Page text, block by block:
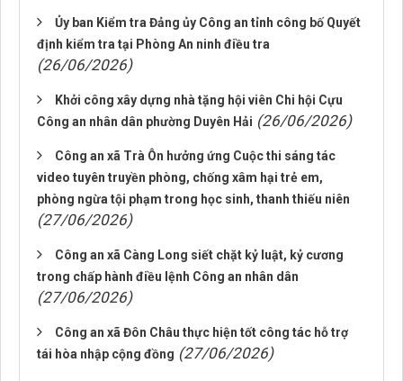
Ủy ban Kiểm tra Đảng ủy Công an tỉnh công bố Quyết
định kiểm tra tại Phòng An ninh điều tra
(26/06/2026)
Khởi công xây dựng nhà tặng hội viên Chi hội Cựu
Công an nhân dân phường Duyên Hải (26/06/2026)
Công an xã Trà Ôn hưởng ứng Cuộc thi sáng tác
video tuyên truyền phòng, chống xâm hại trẻ em,
phòng ngừa tội phạm trong học sinh, thanh thiếu niên
(27/06/2026)
Công an xã Càng Long siết chặt kỷ luật, kỷ cương
trong chấp hành điều lệnh Công an nhân dân
(27/06/2026)
Công an xã Đôn Châu thực hiện tốt công tác hỗ trợ
tái hòa nhập cộng đồng (27/06/2026)